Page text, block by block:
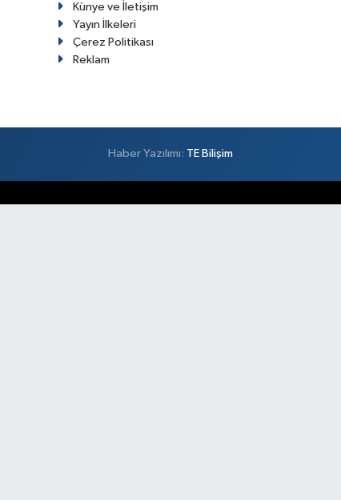
Künye ve İletişim
Yayın İlkeleri
Çerez Politikası
Reklam
Haber Yazılımı: TE Bilişim